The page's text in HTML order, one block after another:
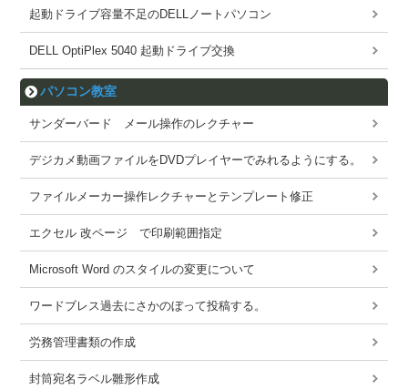
起動ドライブ容量不足のDELLノートパソコン
DELL OptiPlex 5040 起動ドライブ交換
パソコン教室
サンダーバード メール操作のレクチャー
デジカメ動画ファイルをDVDプレイヤーでみれるようにする。
ファイルメーカー操作レクチャーとテンプレート修正
エクセル 改ページ で印刷範囲指定
Microsoft Word のスタイルの変更について
ワードブレス過去にさかのぼって投稿する。
労務管理書類の作成
封筒宛名ラベル雛形作成